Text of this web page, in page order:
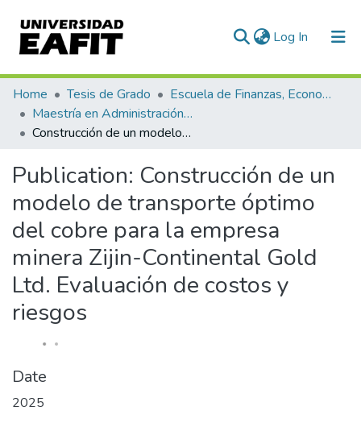
Log In (current)
Communities & Collections
All of DSpace
Home Tesis de Grado
Escuela de Finanzas, Economía y Gobierno
Maestría en Administración Financiera (tesis)
Construcción de un modelo de transporte óptimo del cobre para la empresa minera Zijin-Continental Gold Ltd. Evaluación de costos y riesgos
Publication: Construcción de un
modelo de transporte óptimo
del cobre para la empresa
minera Zijin-Continental Gold
Ltd. Evaluación de costos y
riesgos
Date
2025